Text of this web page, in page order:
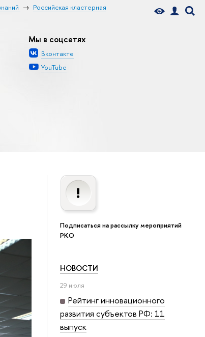
Российская кластерная
Мы в соцсетях
Вконтакте
YouTube
Подписаться на рассылку мероприятий
РКО
НОВОСТИ
29 июля
Рейтинг инновационного
развития субъектов РФ: 11
выпуск